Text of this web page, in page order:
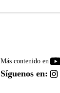
Más contenido en
Síguenos en: